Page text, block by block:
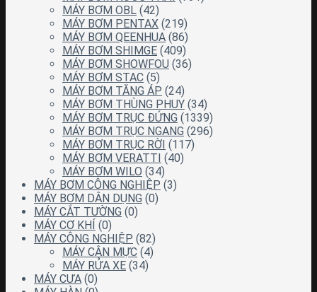
MÁY BƠM OBL (42)
MÁY BƠM PENTAX (219)
MÁY BƠM QEENHUA (86)
MÁY BƠM SHIMGE (409)
MÁY BƠM SHOWFOU (36)
MÁY BƠM STAC (5)
MÁY BƠM TĂNG ÁP (24)
MÁY BƠM THÙNG PHUY (34)
MÁY BƠM TRỤC ĐỨNG (1339)
MÁY BƠM TRỤC NGANG (296)
MÁY BƠM TRỤC RỜI (117)
MÁY BƠM VERATTI (40)
MÁY BƠM WILO (34)
MÁY BƠM CÔNG NGHIỆP (3)
MÁY BƠM DÂN DỤNG (0)
MÁY CẮT TƯỜNG (0)
MÁY CƠ KHÍ (0)
MÁY CÔNG NGHIỆP (82)
MÁY CÂN MỰC (4)
MÁY RỬA XE (34)
MÁY CƯA (0)